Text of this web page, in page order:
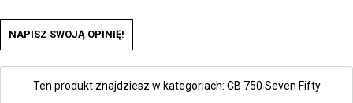
NAPISZ SWOJĄ OPINIĘ!
Ten produkt znajdziesz w kategoriach: CB 750 Seven Fifty